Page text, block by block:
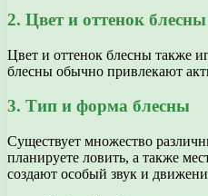
2. Цвет и оттенок блесны
Цвет и оттенок блесны также
блесны обычно привлекают
3. Тип и форма блесны
Существует множество
планируете ловить, а также
создают особый звук и